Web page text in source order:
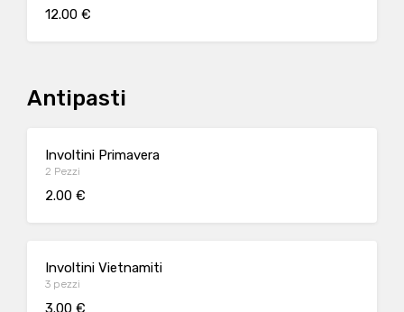
12.00 €
Antipasti
Involtini Primavera
2 Pezzi
2.00 €
Involtini Vietnamiti
3 pezzi
3.00 €